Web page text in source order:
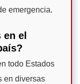
emergencia.
el
todo Estados
en diversas